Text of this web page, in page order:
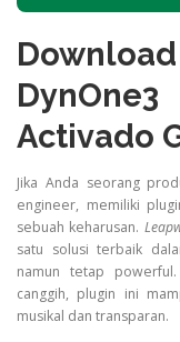
Activado
Jika Anda seorang
engineer, memiliki
sebuah keharusan.
satu solusi terbaik
namun tetap
canggih, plugin ini
musikal dan transparan.